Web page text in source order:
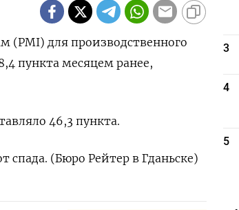
(PMI) для производственного
пункта месяцем ранее,
46,3 пункта.
спада. (Бюро Рейтер в Гданьске)
3
4
5